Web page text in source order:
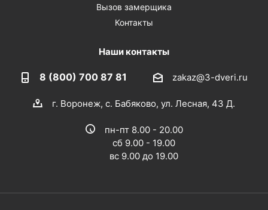
Вызов замерщика
Контакты
Наши контакты
8 (800) 700 87 81 zakaz@3-dveri.ru
г. Воронеж, с. Бабяково, ул. Лесная, 43 Д.
пн-пт 8.00 - 20.00
сб 9.00 - 19.00
вс 9.00 до 19.00